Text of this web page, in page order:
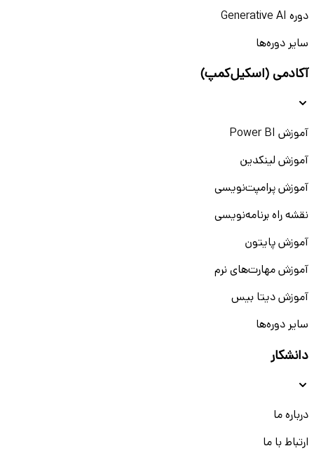
دوره Generative AI
سایر دوره‌ها
آکادمی (اسکیل‌کمپ)
آموزش Power BI
آموزش لینکدین
آموزش پرامپت‌نویسی
نقشه راه برنامه‌نویسی
آموزش پایتون
آموزش مهارت‌های نرم
آموزش دیتا بیس
سایر دوره‌ها
دانشکار
درباره ما
ارتباط با ما